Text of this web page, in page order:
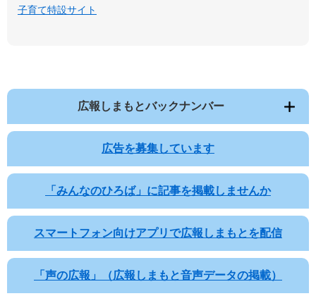
子育て特設サイト
広報しまもとバックナンバー
広告を募集しています
「みんなのひろば」に記事を掲載しませんか
スマートフォン向けアプリで広報しまもとを配信
「声の広報」（広報しまもと音声データの掲載）